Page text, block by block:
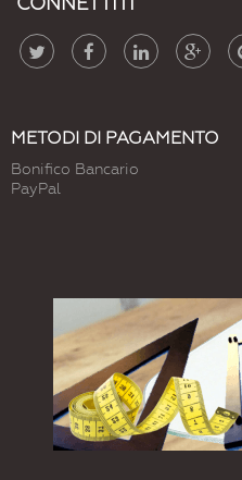
METODI DI PAGAMENTO
Bonifico Bancario
PayPal